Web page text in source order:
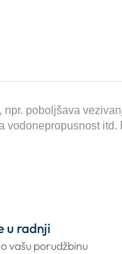
poboljšava
u radnji
vašu porudžbinu